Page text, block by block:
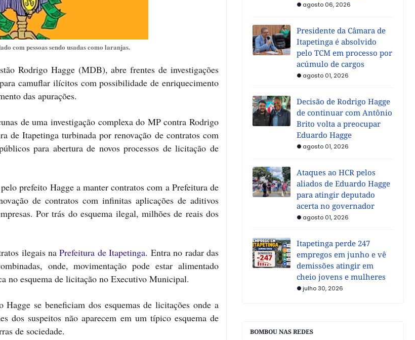
com pessoas sendo usadas como laranjas.
Rodrigo Hagge (MDB), abre frentes de investigações
camuflar ilícitos com possibilidade de enriquecimento
das apurações.
de uma investigação complexa do MP contra Rodrigo
de Itapetinga turbinada por renovação de contratos com
para abertura de novos processos de licitação de
prefeito Hagge a manter contratos com a Prefeitura de
de contratos com infinitas aplicações de aditivos
Por trás do esquema ilegal, milhões de reais dos
ilegais naPrefeitura de Itapetinga. Entra no radar das
onde, movimentação pode estar alimentado
no esquema de licitação no Executivo Municipal.
se beneficiam dos esquemas de licitações onde a
dos suspeitos não aparecem em um típico esquema de
de sociedade.
agosto 06, 2026
Presidente da Câmara de
Itapetinga é absolvido
pelo TCM em processo por
acúmulo de cargos
agosto 01, 2026
Decisão de Rodrigo Hagge
de continuar com Antônio
Brito volta a preocupar
Eduardo Hagge
agosto 01, 2026
Ataques ao HCR pelos
aliados de Eduardo Hagge
para atingir deputado
acerta no governador
agosto 01, 2026
Itapetinga perde 247
empregos em junho e vê
demissões atingir em
cheio jovens e mulheres
julho 30, 2026
BOMBOU NAS REDES